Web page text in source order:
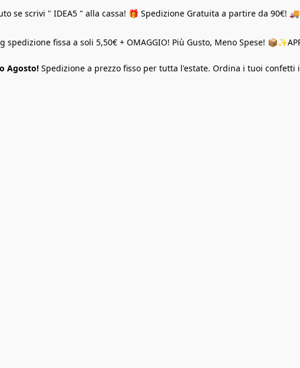
se scrivi " IDEA5 " alla cassa! 🎁 Spedizione Gratuita a partire da 90€!
spedizione fissa a soli 5,50€ + OMAGGIO! Più Gusto, Meno Spese! 📦✨
Agosto! Spedizione a prezzo fisso per tutta l'estate. Ordina i tuoi